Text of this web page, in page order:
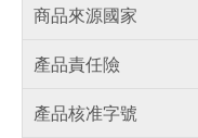
商品來源國家
產品責任險
產品核准字號